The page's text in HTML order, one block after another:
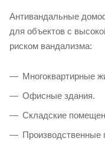
Антивандальные
для объектов с
риском вандализма:
Многоквартирные
Офисные здания.
Складские
Производственные